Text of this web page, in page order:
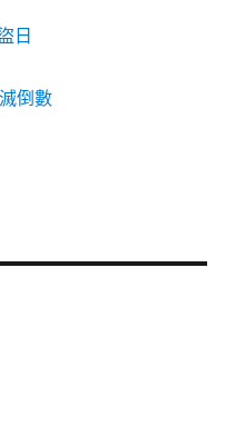
日
倒數